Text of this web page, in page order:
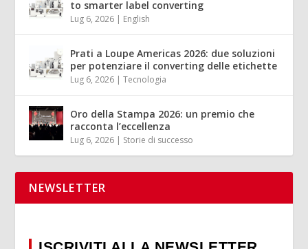
to smarter label converting
Lug 6, 2026 | English
Prati a Loupe Americas 2026: due soluzioni
per potenziare il converting delle etichette
Lug 6, 2026 |Tecnologia
Oro della Stampa 2026: un premio che
racconta l’eccellenza
Lug 6, 2026 | Storie di successo
NEWSLETTER